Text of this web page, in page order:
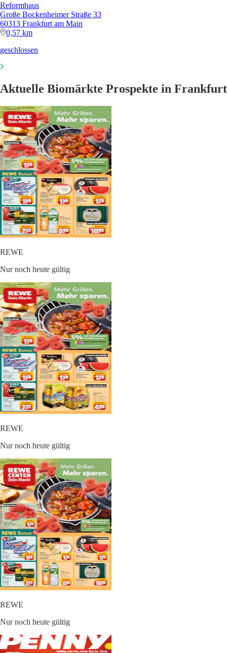
Reformhaus
Große Bockenheimer Straße 33
60313 Frankfurt am Main
0,57 km
geschlossen
Aktuelle Biomärkte Prospekte in Frankfurt
REWE
Nur noch heute gültig
REWE
Nur noch heute gültig
REWE
Nur noch heute gültig